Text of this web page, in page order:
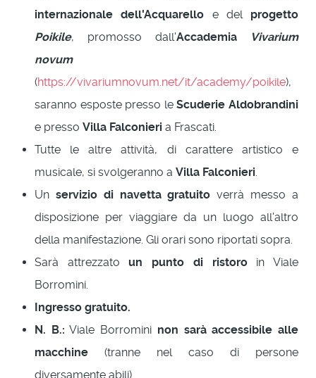
internazionale dell'Acquarello e del progetto
Poikile, promosso dall'Accademia
Vivarium
novum
(https://vivariumnovum.net/it/academy/poikile),
saranno esposte presso leScuderie Aldobrandini
e presso Villa Falconieri a Frascati.
Tutte le altre attività, di carattere artistico e
musicale, si svolgeranno a Villa Falconieri.
Un servizio di navetta gratuito verrà messo a
disposizione per viaggiare da un luogo all'altro
della manifestazione. Gli orari sono riportati sopra.
Sarà attrezzato un punto di ristoroin Viale
Borromini.
Ingresso gratuito.
N. B.: Viale Borromini non sarà accessibile alle
macchine (tranne nel caso di persone
diversamente abili).